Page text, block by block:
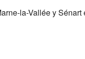
la-Vallée y